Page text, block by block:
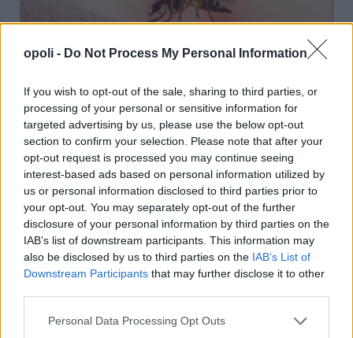
opoli - Do Not Process My Personal Information
If you wish to opt-out of the sale, sharing to third parties, or
processing of your personal or sensitive information for
targeted advertising by us, please use the below opt-out
section to confirm your selection. Please note that after your
opt-out request is processed you may continue seeing
interest-based ads based on personal information utilized by
us or personal information disclosed to third parties prior to
your opt-out. You may separately opt-out of the further
disclosure of your personal information by third parties on the
IAB’s list of downstream participants. This information may
also be disclosed by us to third parties on the IAB’s List of
Downstream Participants that may further disclose it to other
Personal Data Processing Opt Outs
Ιός του Δυτικού Νείλου: Στις περιοχές υψηλού
κινδύνου και η Νάουσα – Αυξάνονται τα κρούσματα
στη χώρα
Πέμπτη, 6 Αυγούστου 2026 10:12 ΠΜ